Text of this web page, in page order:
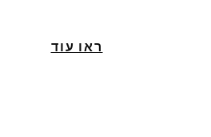
ראו עוד